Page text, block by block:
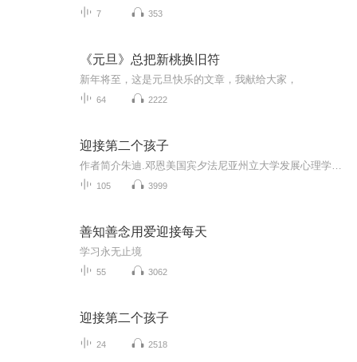
7 353
《元旦》总把新桃换旧符
新年将至，这是元旦快乐的文章，我献给大家，
64 2222
迎接第二个孩子
105 3999
善知善念用爱迎接每天
学习永无止境
55 3062
迎接第二个孩子
24 2518